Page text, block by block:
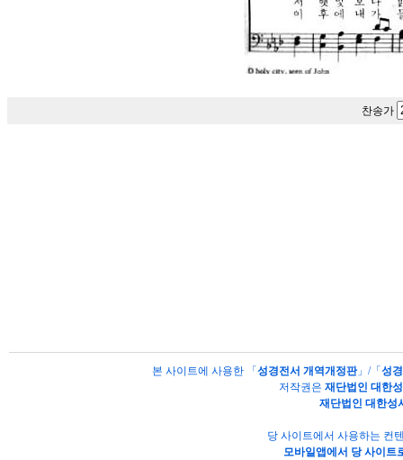
찬송가
본 사이트에 사용한 「 성경전서 개역개정판」/「 성
저작권은 재단법인 대한
재단법인 대한성
당 사이트에서 사용하는 컨
모바일앱에서 당 사이트